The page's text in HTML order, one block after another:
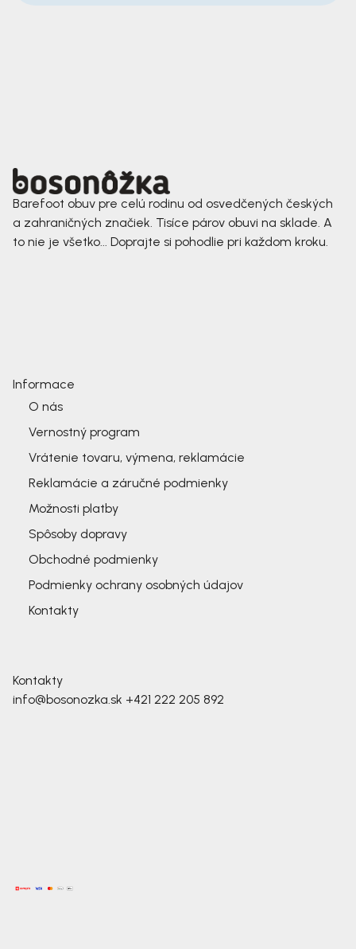
Barefoot obuv pre celú rodinu od osvedčených českých
a zahraničných značiek. Tisíce párov obuvi na sklade. A
to nie je všetko... Doprajte si pohodlie pri každom kroku.
Informace
O nás
Vernostný program
Vrátenie tovaru, výmena, reklamácie
Reklamácie a záručné podmienky
Možnosti platby
Spôsoby dopravy
Obchodné podmienky
Podmienky ochrany osobných údajov
Kontakty
Kontakty
info@bosonozka.sk +421 222 205 892